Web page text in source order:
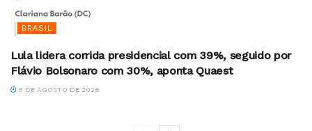
BRASIL
Lula lidera corrida presidencial com 39%, seguido por
Flávio Bolsonaro com 30%, aponta Quaest
5 DE AGOSTO DE 2026